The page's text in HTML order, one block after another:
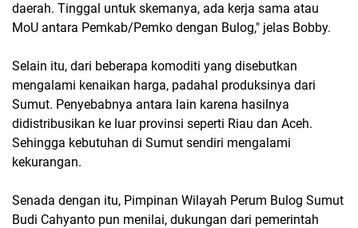
daerah. Tinggal untuk skemanya, ada kerja sama atau
MoU antara Pemkab/Pemko dengan Bulog," jelas Bobby.
Selain itu, dari beberapa komoditi yang disebutkan
mengalami kenaikan harga, padahal produksinya dari
Sumut. Penyebabnya antara lain karena hasilnya
didistribusikan ke luar provinsi seperti Riau dan Aceh.
Sehingga kebutuhan di Sumut sendiri mengalami
kekurangan.
Senada dengan itu, Pimpinan Wilayah Perum Bulog Sumut
Budi Cahyanto pun menilai, dukungan dari pemerintah